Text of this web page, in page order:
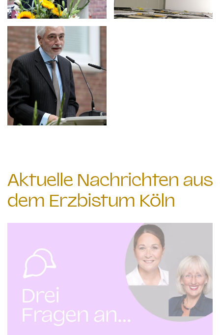
Aktuelle Nachrichten aus
dem Erzbistum Köln